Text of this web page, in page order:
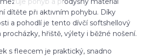
dítěte při aktivním pohybu. Díky
a pohodlí je tento dívčí softshellový
hřiště, výlety i běžné nošení.
s fleecem je praktický, snadno